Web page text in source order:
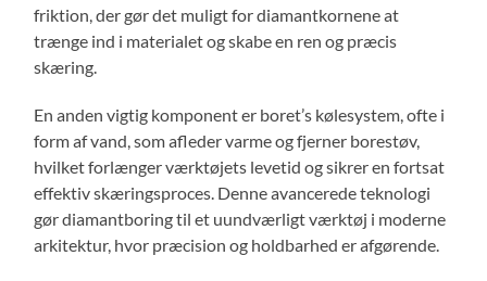
friktion, der gør det muligt for diamantkornene at
trænge ind i materialet og skabe en ren og præcis
skæring.
En anden vigtig komponent er boret’s kølesystem, ofte i
form af vand, som afleder varme og fjerner borestøv,
hvilket forlænger værktøjets levetid og sikrer en fortsat
effektiv skæringsproces. Denne avancerede teknologi
gør diamantboring til et uundværligt værktøj i moderne
arkitektur, hvor præcision og holdbarhed er afgørende.